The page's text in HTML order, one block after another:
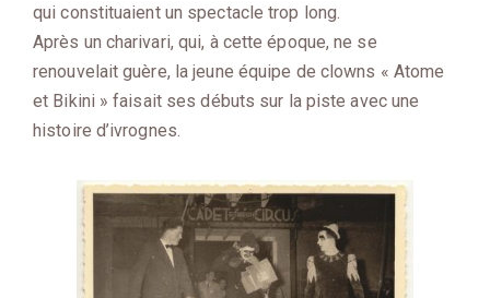
qui constituaient un spectacle trop long.
Après un charivari, qui, à cette époque, ne se
renouvelait guère, la jeune équipe de clowns « Atome
et Bikini » faisait ses débuts sur la piste avec une
histoire d’ivrognes.